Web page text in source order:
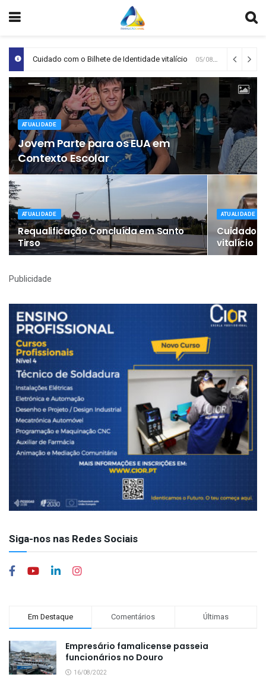
Cuidado com o Bilhete de Identidade vitalício 05/08/2026
ATUALIDADE
Jovem Parte para os EUA em
Contexto Escolar
ATUALIDADE
Requalificação Concluída em Santo
Tirso
ATUALIDADE
Cuidado
vitalício
Publicidade
Siga-nos nas Redes Sociais
Em Destaque Comentários Últimas
Empresário famalicense passeia
funcionários no Douro
16/08/2022